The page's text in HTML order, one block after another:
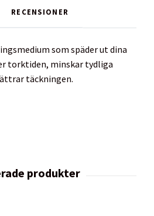
RECENSIONER
som späder ut dina
torktiden, minskar tydliga
täckningen.